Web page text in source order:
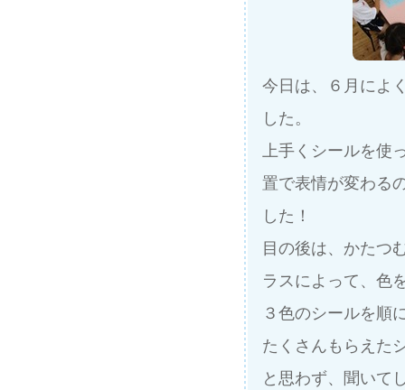
今日は、６月によ
した。
上手くシールを使
置で表情が変わる
した！
目の後は、かたつ
ラスによって、色
３色のシールを順
たくさんもらえた
と思わず、聞いて